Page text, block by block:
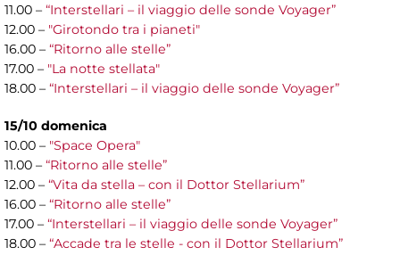
11.00 – “Interstellari – il viaggio delle sonde Voyager”
12.00 – "Girotondo tra i pianeti"
16.00 – “Ritorno alle stelle”
17.00 – "La notte stellata"
18.00 – “Interstellari – il viaggio delle sonde Voyager”
15/10 domenica
10.00 – "Space Opera"
11.00 – “Ritorno alle stelle”
12.00 – “Vita da stella – con il Dottor Stellarium”
16.00 – “Ritorno alle stelle”
17.00 – “Interstellari – il viaggio delle sonde Voyager”
18.00 – “Accade tra le stelle - con il Dottor Stellarium”